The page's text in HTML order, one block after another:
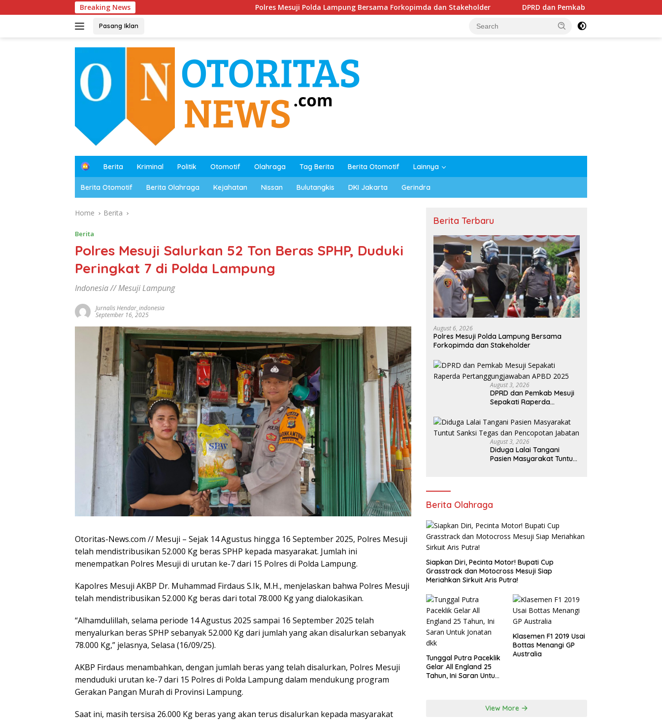
to
Breaking News Polres Mesuji Polda Lampung Bersama Forkopimda dan Stakeholder DPRD dan Pemkab Mesuji Sepakati Raperda
Pasang Iklan
B
a
d
Berita Kriminal Politik Otomotif Olahraga Tag Berita Berita Otomotif Lainnya
Berita Otomotif Berita Olahraga Kejahatan Nissan Bulutangkis DKI Jakarta Gerindra
Home Berita
Berita
Polres Mesuji Salurkan 52 Ton Beras SPHP, Duduki
Peringkat 7 di Polda Lampung
Indonesia // Mesuji Lampung
Jurnalis Hendar_indonesia
September 16, 2025
Otoritas-News.com // Mesuji – Sejak 14 Agustus hingga 16 September 2025, Polres Mesuji
telah mendistribusikan 52.000 Kg beras SPHP kepada masyarakat. Jumlah ini
menempatkan Polres Mesuji di urutan ke-7 dari 15 Polres di Polda Lampung.
Kapolres Mesuji AKBP Dr. Muhammad Firdaus S.Ik, M.H., menjelaskan bahwa Polres Mesuji
telah mendistribusikan 52.000 Kg beras dari total 78.000 Kg yang dialokasikan.
“Alhamdulillah, selama periode 14 Agustus 2025 sampai 16 September 2025 telah
menyalurkan beras SPHP sebanyak 52.000 Kg dari jumlah yang akan disalurkan sebanyak
78.000 Kg,” jelasnya, Selasa (16/09/25).
AKBP Firdaus menambahkan, dengan jumlah beras yang telah disalurkan, Polres Mesuji
menduduki urutan ke-7 dari 15 Polres di Polda Lampung dalam mendukung program
Gerakan Pangan Murah di Provinsi Lampung.
Saat ini, masih tersisa 26.000 Kg beras yang akan terus disalurkan kepada masyarakat
Berita Terbaru
August 6, 2026
Polres Mesuji Polda Lampung Bersama
Forkopimda dan Stakeholder
August 3, 2026
DPRD dan Pemkab Mesuji
Sepakati Raperda
APBD 2025
August 3, 2026
Diduga Lalai Tangani
Pasien Masyarakat Tuntut
Berita Olahraga
Siapkan Diri, Pecinta Motor! Bupati Cup
Grasstrack dan Motocross Mesuji Siap
Meriahkan Sirkuit Aris Putra!
Tunggal Putra Paceklik
Gelar All England 25
Tahun, Ini Saran Untuk
Klasemen F1 2019 Usai
Bottas Menangi GP
Australia
View More